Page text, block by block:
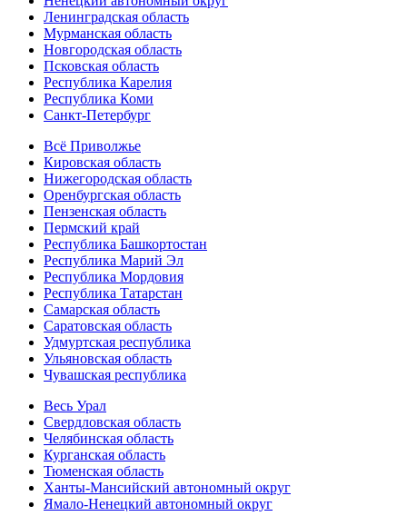
Ленинградская область
Мурманская область
Новгородская область
Псковская область
Республика Карелия
Республика Коми
Санкт-Петербург
Всё Приволжье
Кировская область
Нижегородская область
Оренбургская область
Пензенская область
Пермский край
Республика Башкортостан
Республика Марий Эл
Республика Мордовия
Республика Татарстан
Самарская область
Саратовская область
Удмуртская республика
Ульяновская область
Чувашская республика
Весь Урал
Свердловская область
Челябинская область
Курганская область
Тюменская область
Ханты-Мансийский автономный округ
Ямало-Ненецкий автономный округ